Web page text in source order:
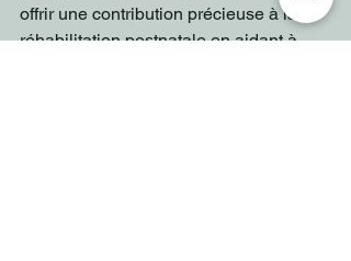
offrir une contribution précieuse à la
réhabilitation postnatale en aidant à